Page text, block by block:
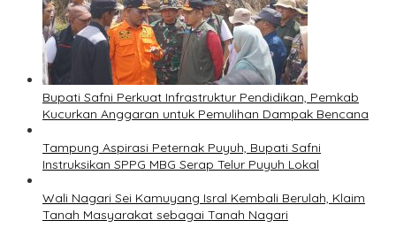
Bupati Safni Perkuat Infrastruktur Pendidikan, Pemkab
Kucurkan Anggaran untuk Pemulihan Dampak Bencana
Tampung Aspirasi Peternak Puyuh, Bupati Safni
Instruksikan SPPG MBG Serap Telur Puyuh Lokal
Wali Nagari Sei Kamuyang Isral Kembali Berulah, Klaim
Tanah Masyarakat sebagai Tanah Nagari